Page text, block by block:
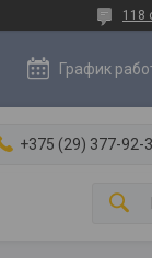
118
График
+375 (29) 377-92-